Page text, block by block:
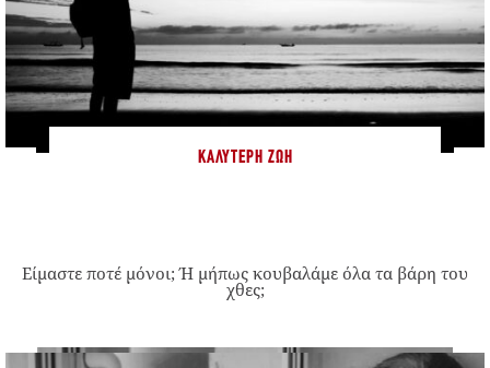
ΚΑΛΎΤΕΡΗ ΖΩΉ
Είμαστε ποτέ μόνοι; Ή μήπως κουβαλάμε όλα τα βάρη του
χθες;